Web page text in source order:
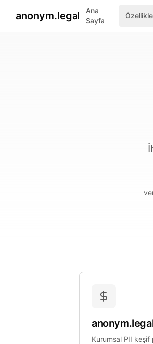
anonym.legal
Ana
Sayfa
anonym.legal
Kurumsal PII keşif